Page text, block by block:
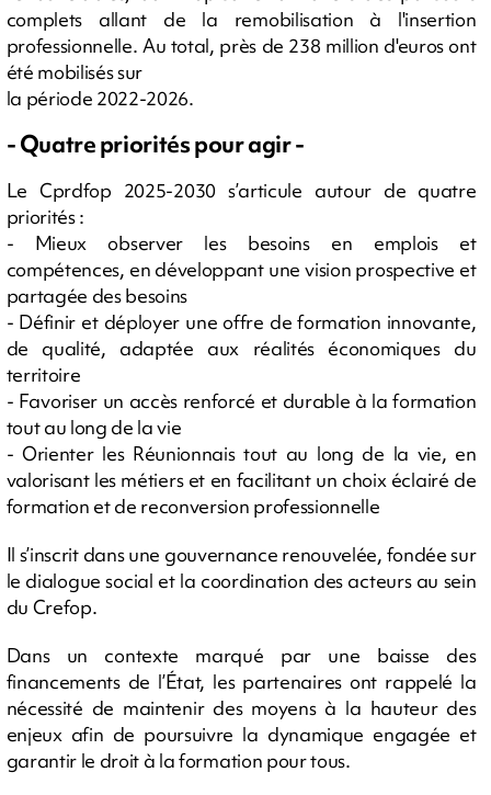
complets allant de la remobilisation à l'insertion
professionnelle. Au total, près de 238 million d'euros ont
été mobilisés sur
la période 2022-2026.
- Quatre priorités pour agir -
Le Cprdfop 2025-2030 s’articule autour de quatre
priorités :
- Mieux observer les besoins en emplois et
compétences, en développant une vision prospective et
partagée des besoins
- Définir et déployer une offre de formation innovante,
de qualité, adaptée aux réalités économiques du
territoire
- Favoriser un accès renforcé et durable à la formation
tout au long de la vie
- Orienter les Réunionnais tout au long de la vie, en
valorisant les métiers et en facilitant un choix éclairé de
formation et de reconversion professionnelle
Il s’inscrit dans une gouvernance renouvelée, fondée sur
le dialogue social et la coordination des acteurs au sein
du Crefop.
Dans un contexte marqué par une baisse des
financements de l’État, les partenaires ont rappelé la
nécessité de maintenir des moyens à la hauteur des
enjeux afin de poursuivre la dynamique engagée et
garantir le droit à la formation pour tous.